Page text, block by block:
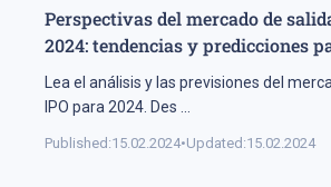
Perspectivas del mercado de
2024: tendencias y predicciones
Lea el análisis y las previsiones del
IPO para 2024. Des
Published:15.02.2024•Updated:15.02.2024